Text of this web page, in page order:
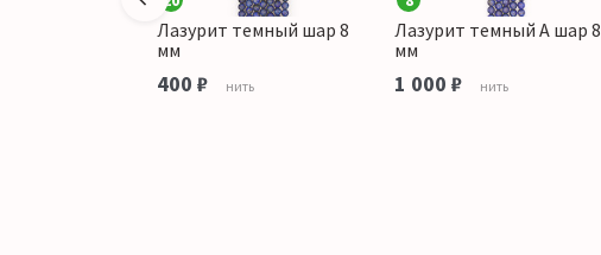
Лазурит темный шар 8
мм
400 ₽ нить
Лазурит темный А шар 8
мм
1 000 ₽ нить